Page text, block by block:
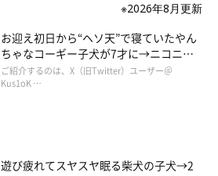
※2026年8月更新
お迎え初日から“ヘソ天”で寝ていたやん
ちゃなコーギー子犬が7才に→ニコニ
コ“コーギースマイル”が魅力のコに成
長！
ご紹介するのは、X（旧Twitter）ユーザー＠
Kus1oK …
遊び疲れてスヤスヤ眠る柴犬の子犬→2